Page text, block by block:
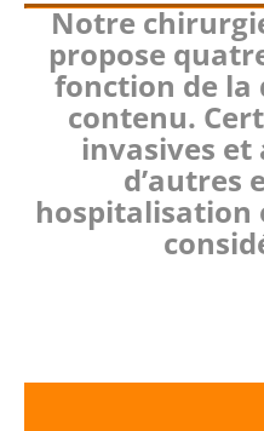
Notre
propose
fonction de la
contenu.
invasives
d’autres
hospitalisation